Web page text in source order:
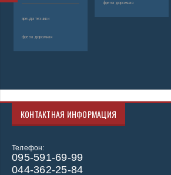
аренда техники
фреза дорожная
фреза дорожная
КОНТАКТНАЯ ИНФОРМАЦИЯ
Телефон:
095-591-69-99
044-362-25-84